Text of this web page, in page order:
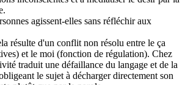
agissent-elles sans réfléchir aux
résulte d'un conflit non résolu entre le ça
et le moi (fonction de régulation). Chez
traduit une défaillance du langage et de la
le sujet à décharger directement son